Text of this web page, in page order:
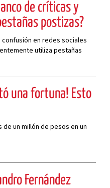
de críticas y
postizas?
en redes sociales
utiliza pestañas
una fortuna! Esto
un millón de pesos en un
Fernández